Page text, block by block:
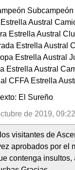
Subcampeón
Austral
Estrella Austral
Estrella Austral
Estrella Austral
Estrella Austral
CFFA Estrella
El Sureño
de 2019, 09:22
visitantes de
aprobados por el
contenga